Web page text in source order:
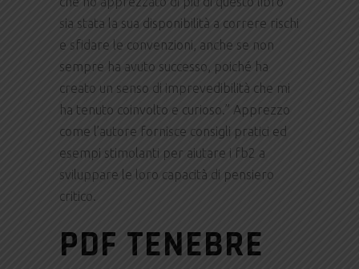
sia stata la sua disponibilità a correre rischi
e sfidare le convenzioni, anche se non
sempre ha avuto successo, poiché ha
creato un senso di imprevedibilità che mi
ha tenuto coinvolto e curioso.” Apprezzo
come l’autore fornisce consigli pratici ed
esempi stimolanti per aiutare i fb2 a
sviluppare le loro capacità di pensiero
critico.
PDF TENEBRE